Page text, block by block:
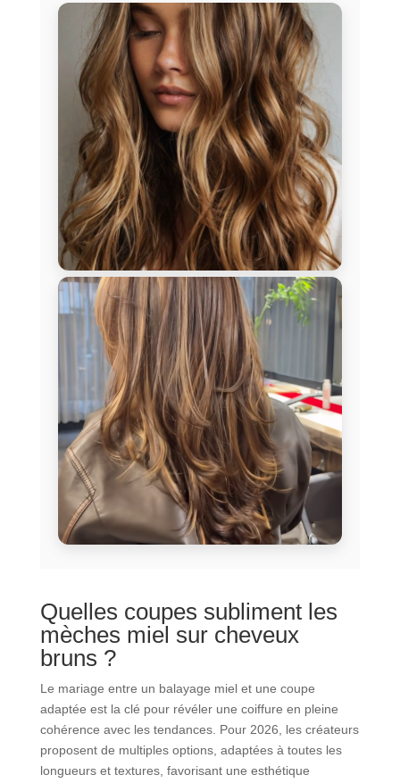
Quelles coupes subliment les
mèches miel sur cheveux
bruns ?
Le mariage entre un balayage miel et une coupe
adaptée est la clé pour révéler une coiffure en pleine
cohérence avec les tendances. Pour 2026, les créateurs
proposent de multiples options, adaptées à toutes les
longueurs et textures, favorisant une esthétique